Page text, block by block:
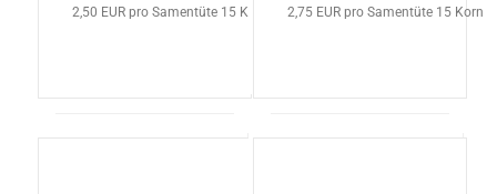
2,50 EUR pro Samentüte 15 Korn 2,75 EUR pro Samentüte 15 Korn